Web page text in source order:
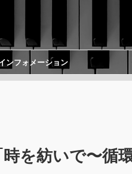
ンフォメーション
を紡いで〜循